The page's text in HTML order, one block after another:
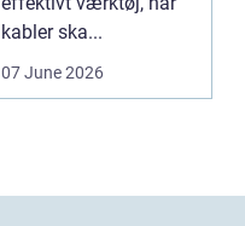
kabler ska...
07 June 2026